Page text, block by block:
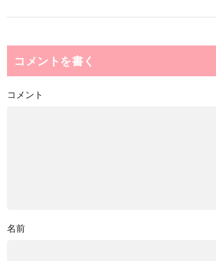
コメントを書く
コメント
名前